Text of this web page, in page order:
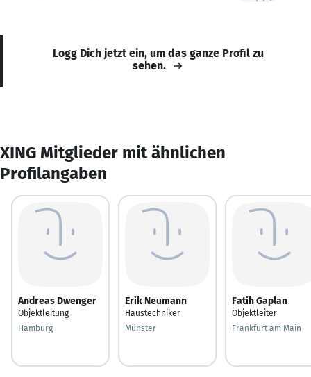
Logg Dich jetzt ein, um das ganze Profil zu
sehen.
XING Mitglieder mit ähnlichen
Profilangaben
Andreas Dwenger
Objektleitung
Hamburg
Erik Neumann
Haustechniker
Münster
Fatih Gaplan
Objektleiter
Frankfurt am Main